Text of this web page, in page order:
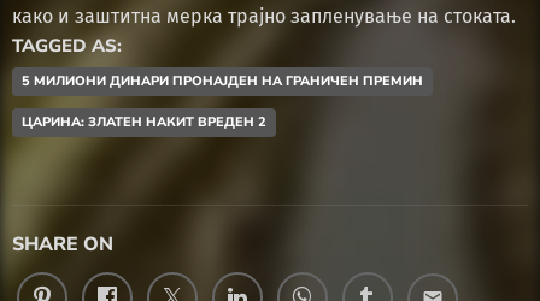
како и заштитна мерка трајно запленување на стоката.
TAGGED AS:
5 МИЛИОНИ ДИНАРИ ПРОНАЈДЕН НА ГРАНИЧЕН ПРЕМИН
ЦАРИНА: ЗЛАТЕН НАКИТ ВРЕДЕН 2
SHARE ON